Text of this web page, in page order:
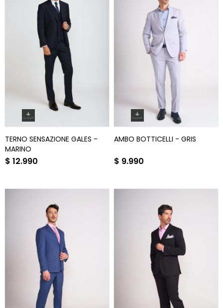
TERNO SENSAZIONE GALES -
MARINO
$ 12.990
AMBO BOTTICELLI - GRIS
$ 9.990